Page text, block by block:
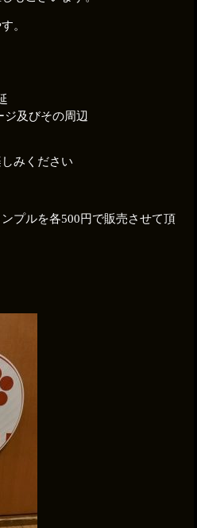
。
及びその周辺
みください
プルを各500円で販売させて頂